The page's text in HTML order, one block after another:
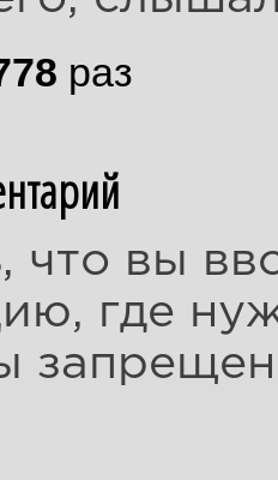
раз
что вы
где